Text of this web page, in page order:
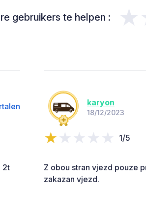
gebruikers te helpen :
2t
karyon
18/12/2023
1/5
Z obou stran vjezd pouze
zakazan vjezd.